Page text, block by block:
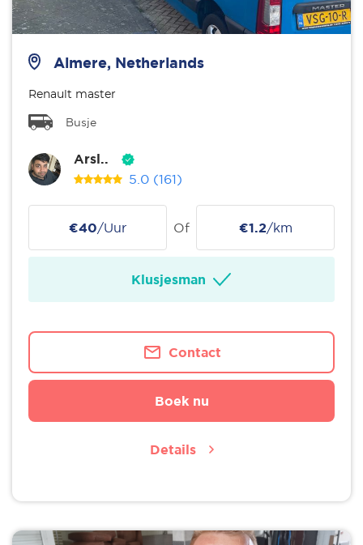
Almere, Netherlands
Renault master
Busje
Arsl..
5.0 (161)
€40/Uur Of €1.2/km
Klusjesman
Contact
Boek nu
Details